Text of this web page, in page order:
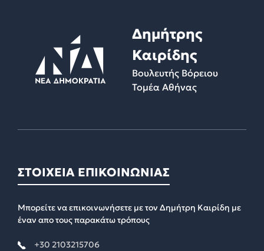
Δημήτρης
Καιρίδης
Βουλευτής Βόρειου
Τομέα Αθήνας
ΣΤΟΙΧΕΙΑ ΕΠΙΚΟΙΝΩΝΙΑΣ
Μπορείτε να επικοινωνήσετε με τον Δημήτρη Καιρίδη με
έναν απο τους παρακάτω τρόπους
+30 2103215706